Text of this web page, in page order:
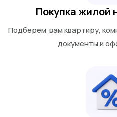
Покупка жилой
Подберем вам квартиру,
документы и